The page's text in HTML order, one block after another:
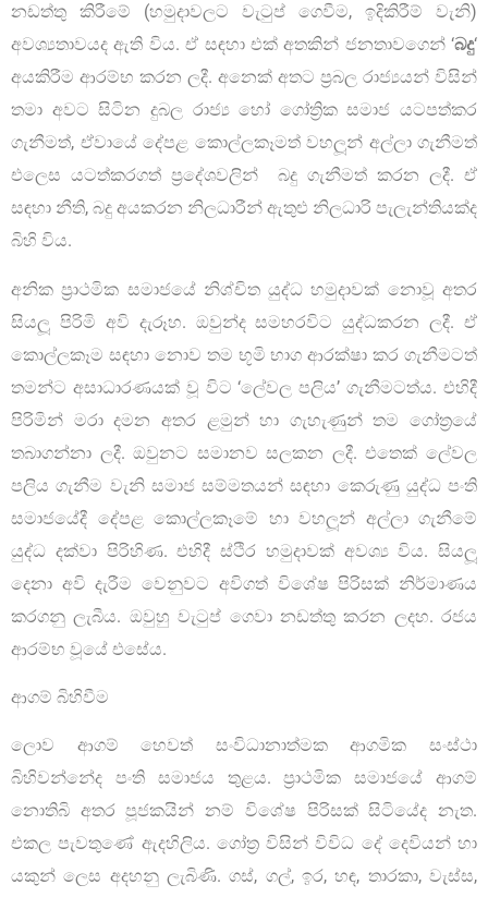
නඩත්තු කිරීමේ (හමුදාවලට වැටුප් ගෙවීම, ඉදිකිරීම් වැනි)
අවශ්‍යතාවයද ඇති විය. ඒ සඳහා එක් අතකින් ජනතාවගෙන් ‘බදු‘
අයකිරීම ආරම්භ කරන ලදී. අනෙක් අතට ප්‍රබල රාජ්‍යයන් විසින්
තමා අවට සිටින දුබල රාජ්‍ය හෝ ගෝත්‍රික සමාජ යටපත්කර
ගැනීමත්, ඒවායේ දේපළ කොල්ලකෑමත් වහලූන් අල්ලා ගැනීමත්
එලෙස යටත්කරගත් ප්‍රදේශවලින් බදු ගැනීමත් කරන ලදී. ඒ
සඳහා නීති, බදු අයකරන නිලධාරීන් ඇතුළු නිලධාරි පැලැන්තියක්ද
බිහි විය.
අනික ප්‍රාථමික සමාජයේ නිශ්චිත යුද්ධ හමුදාවක් නොවූ අතර
සියලූ පිරිමි අවි දැරූහ. ඔවුන්ද සමහරවිට යුද්ධකරන ලදී. ඒ
කොල්ලකෑම සඳහා නොව තම භූමි භාග ආරක්ෂා කර ගැනීමටත්
තමන්ට අසාධාරණයක් වූ විට ‘ලේවල පලිය’ ගැනීමටත්ය. එහිදී
පිරිමින් මරා දමන අතර ළමුන් හා ගැහැණුන් තම ගෝත්‍රයේ
තබාගන්නා ලදී. ඔවුනට සමානව සලකන ලදී. එතෙක් ලේවල
පලිය ගැනීම වැනි සමාජ සම්මතයන් සඳහා කෙරුණු යුද්ධ පංති
සමාජයේදී දේපළ කොල්ලකෑමේ හා වහලූන් අල්ලා ගැනීමේ
යුද්ධ දක්වා පිරිහිණ. එහිදී ස්ථිර හමුදාවක් අවශ්‍ය විය. සියලූ
දෙනා අවි දැරීම වෙනුවට අවිගත් විශේෂ පිරිසක් නිර්මාණය
කරගනු ලැබීය. ඔවුහු වැටුප් ගෙවා නඩත්තු කරන ලදහ. රජය
ආරම්භ වූයේ එසේය.
ආගම් බිහිවීම
ලොව ආගම් හෙවත් සංවිධානාත්මක ආගමික සංස්ථා
බිහිවන්නේද පංති සමාජය තුළය. ප්‍රාථමික සමාජයේ ආගම්
නොතිබි අතර පූජකයින් නම් විශේෂ පිරිසක් සිටියේද නැත.
එකල පැවතුණේ ඇදහිලිය. ගෝත්‍ර විසින් විවිධ දේ දෙවියන් හා
යකුන් ලෙස අදහනු ලැබිණි. ගස්, ගල්, ඉර, හඳ, තාරකා, වැස්ස,